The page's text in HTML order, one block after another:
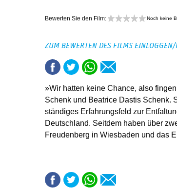
Bewerten Sie den Film: Noch keine
ZUM BEWERTEN DES FILMS EINLOGGEN/
»Wir hatten keine Chance, also
Schenk und Beatrice Dastis Schenk.
ständiges Erfahrungsfeld zur
Deutschland. Seitdem haben über
Freudenberg in Wiesbaden und das